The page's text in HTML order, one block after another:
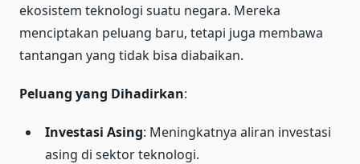
ekosistem teknologi suatu negara. Mereka
menciptakan peluang baru, tetapi juga membawa
tantangan yang tidak bisa diabaikan.
Peluang yang Dihadirkan:
Investasi Asing: Meningkatnya aliran investasi
asing di sektor teknologi.